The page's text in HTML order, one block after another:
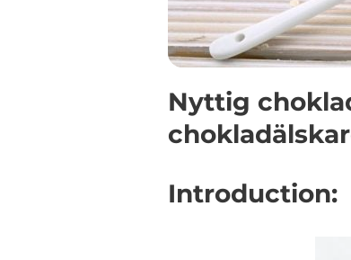
Nyttig
Introduction: